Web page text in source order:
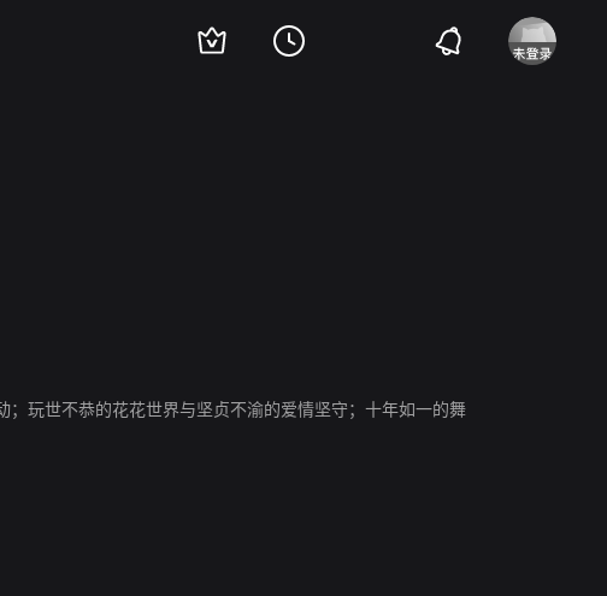
玩世不恭的花花世界与坚贞不渝的爱情坚守；十年如一的舞